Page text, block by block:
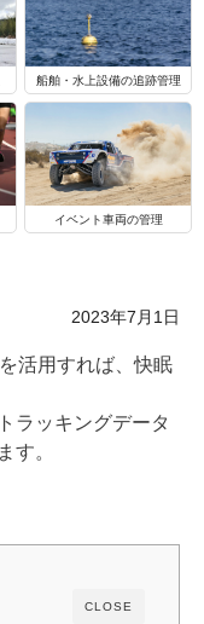
船舶・水上設備の追跡管理
イベント車両の管理
2023年7月1日
活用すれば、快眠
ラッキングデータ
す。
CLOSE